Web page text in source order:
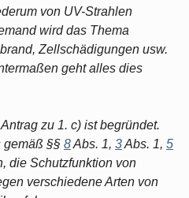
von UV-Strahlen
wird das Thema
Zellschädigungen usw.
geht alles dies
zu 1. c) ist begründet.
gemäß §§ 8Abs. 1, 3Abs. 1, 5
die Schutzfunktion von
verschiedene Arten von